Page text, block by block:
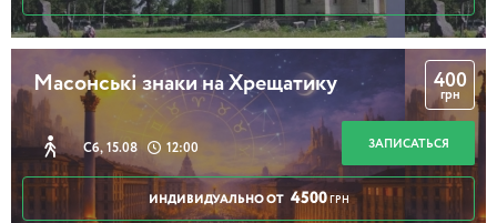
Масонські знаки на Хрещатику
Сб, 15.08 12:00
400
грн
ЗАПИСАТЬСЯ
ИНДИВИДУАЛЬНО ОТ 4500 ГРН